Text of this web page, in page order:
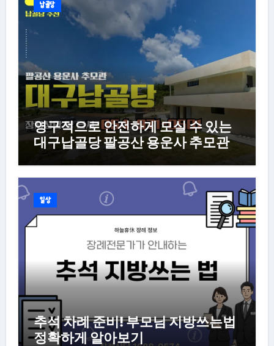
납골당
영구적으로 안전하게 모실 수 있는
대구납골당 팔공산 용운사 추모관
일상
추석 차례 준비! 부모님 지방쓰는법
정확하게 알아보기